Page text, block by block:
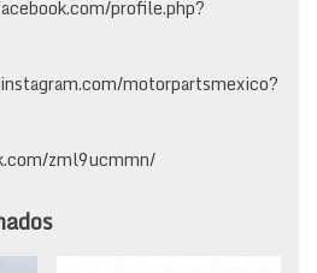
profile.php?
motorpartsmexico?
zml9ucmmn/